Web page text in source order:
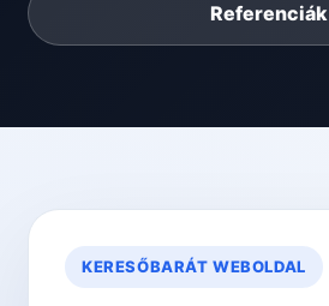
Referenciák
KERESŐBARÁT WEBOLDAL